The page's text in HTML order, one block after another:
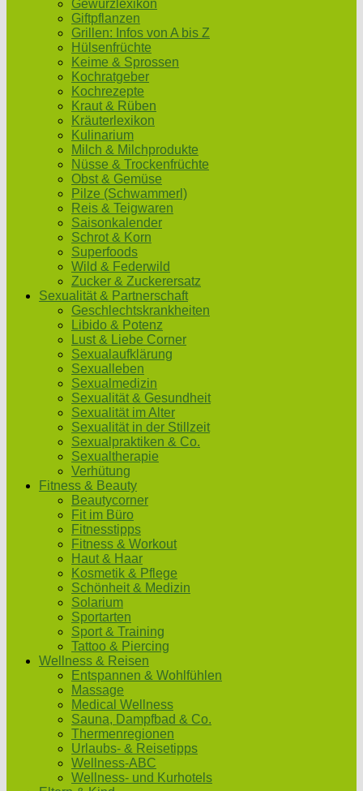
Gewürzlexikon
Giftpflanzen
Grillen: Infos von A bis Z
Hülsenfrüchte
Keime & Sprossen
Kochratgeber
Kochrezepte
Kraut & Rüben
Kräuterlexikon
Kulinarium
Milch & Milchprodukte
Nüsse & Trockenfrüchte
Obst & Gemüse
Pilze (Schwammerl)
Reis & Teigwaren
Saisonkalender
Schrot & Korn
Superfoods
Wild & Federwild
Zucker & Zuckerersatz
Sexualität & Partnerschaft
Geschlechtskrankheiten
Libido & Potenz
Lust & Liebe Corner
Sexualaufklärung
Sexualleben
Sexualmedizin
Sexualität & Gesundheit
Sexualität im Alter
Sexualität in der Stillzeit
Sexualpraktiken & Co.
Sexualtherapie
Verhütung
Fitness & Beauty
Beautycorner
Fit im Büro
Fitnesstipps
Fitness & Workout
Haut & Haar
Kosmetik & Pflege
Schönheit & Medizin
Solarium
Sportarten
Sport & Training
Tattoo & Piercing
Wellness & Reisen
Entspannen & Wohlfühlen
Massage
Medical Wellness
Sauna, Dampfbad & Co.
Thermenregionen
Urlaubs- & Reisetipps
Wellness-ABC
Wellness- und Kurhotels